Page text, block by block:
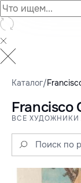
Каталог/
Francisco
ВСЕ ХУДОЖНИКИ